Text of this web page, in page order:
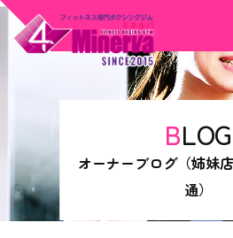
BLOG
オーナーブログ（姉妹
通）